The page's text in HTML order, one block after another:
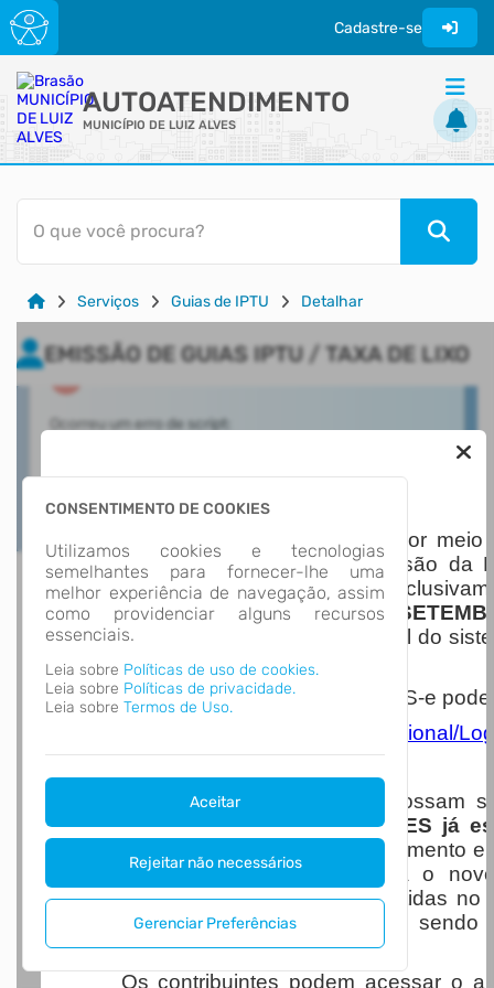
Cadastre-se
AUTOATENDIMENTO
MUNICÍPIO DE LUIZ ALVES
ACESSO RÁPIDO
Acessibilidade
Transparência
O que você procura?
Serviços Guias de IPTU Detalhar
CONSENTIMENTO DE COOKIES
Utilizamos cookies e tecnologias
semelhantes para fornecer-lhe uma
melhor experiência de navegação, assim
como providenciar alguns recursos
essenciais.
Leia sobre Políticas de uso de cookies.
Leia sobre Políticas de privacidade.
Leia sobre Termos de Uso.
Aceitar
Rejeitar não necessários
Gerenciar Preferências
Nota Nacional
A Prefeitura de Luiz Alves, por
Arrecadação, informa que a emissão da
(NFS-e) passará a ser realizada
NFS-E A PARTIR DO DIA 1º DE
processo de padronização nacional do
serviços.
O acesso ao Portal Nacional da NFS-e
https://www.nfse.gov.br/EmissorNacional/
Para que os contribuintes possam
AMBIENTE RESTRITO DE TESTES já
realizar testes de emissão, cancelamento
uma transição mais segura para o
destacar que as notas fiscais emitidas no
POSSUEM VALIDADE FISCAL
,
treinamento e homologação.
Os contribuintes podem acessar o
EMISSÃO DE GUIAS IPTU / TAXA DE LIXO